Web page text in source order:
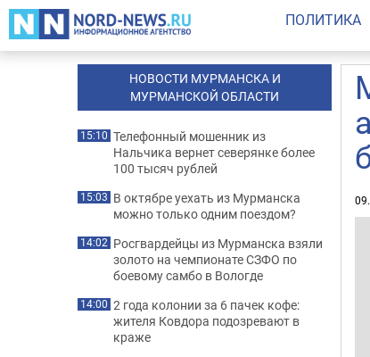
ПОЛИТИКА
НОВОСТИ МУРМАНСКА И
МУРМАНСКОЙ ОБЛАСТИ
15:10 Телефонный мошенник из
Нальчика вернет северянке более
100 тысяч рублей
15:03 В октябре уехать из Мурманска
можно только одним поездом?
14:02 Росгвардейцы из Мурманска взяли
золото на чемпионате СЗФО по
боевому самбо в Вологде
14:00 2 года колонии за 6 пачек кофе:
жителя Ковдора подозревают в
краже